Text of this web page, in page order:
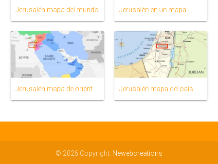
Jerusalén mapa del mundo Jerusalén en un mapa
Jerusalén mapa del país
© 2026 Copyright: Newebcreations